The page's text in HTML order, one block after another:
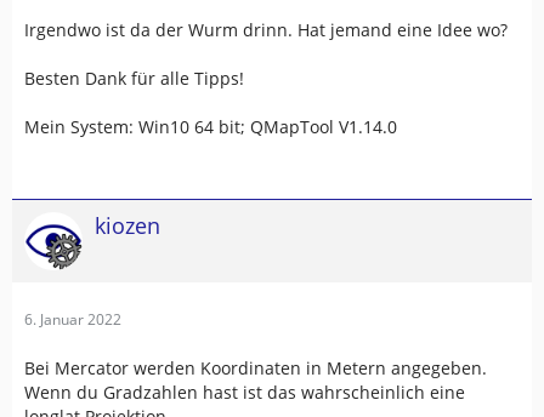
Irgendwo ist da der Wurm drinn. Hat jemand eine Idee wo?
Besten Dank für alle Tipps!
Mein System: Win10 64 bit; QMapTool V1.14.0
kiozen
6. Januar 2022
Bei Mercator werden Koordinaten in Metern angegeben.
Wenn du Gradzahlen hast ist das wahrscheinlich eine